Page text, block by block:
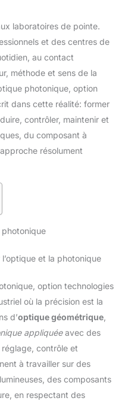
laboratoires de pointe.
et des centres de
au contact
méthode et sens de la
photonique, option
dans cette réalité: former
contrôler, maintenir et
du composant à
résolument
et la photonique
option technologies
où la précision est la
d’optique géométrique
appliquéeavec des
contrôle et
à travailler sur des
des composants
en respectant des